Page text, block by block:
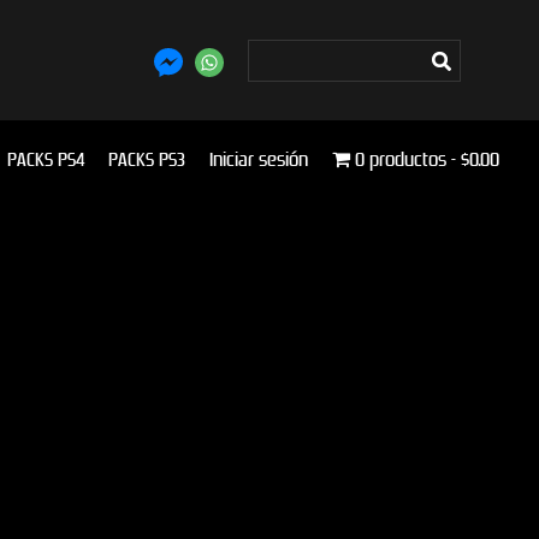
PACKS PS4 PACKS PS3 Iniciar sesión 0 productos $0.00